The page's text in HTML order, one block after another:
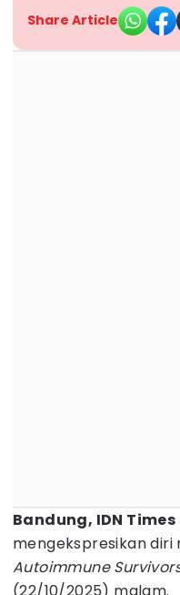
Share Article
Bandung, IDN Times
mengekspresikan
Autoimmune